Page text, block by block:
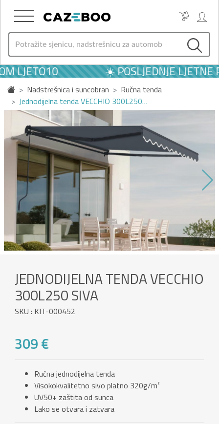
LJETO10 ☀️ POSLJEDNJE LJETNE
Nadstrešnica i suncobran
Ručna tenda
Jednodijelna tenda VECCHIO 300L250…
JEDNODIJELNA TENDA VECCHIO
300L250 SIVA
SKU : KIT-000452
309 €
Ručna jednodijelna tenda
Visokokvalitetno sivo platno 320g/m²
UV50+ zaštita od sunca
Lako se otvara i zatvara